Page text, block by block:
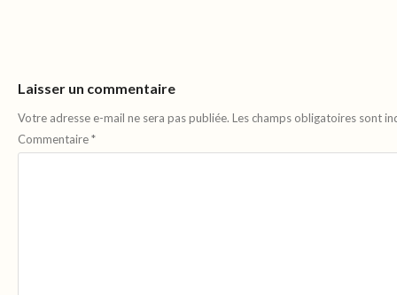
Laisser un commentaire
Votre adresse e-mail ne sera pas publiée. Les champs obligatoires sont
Commentaire*